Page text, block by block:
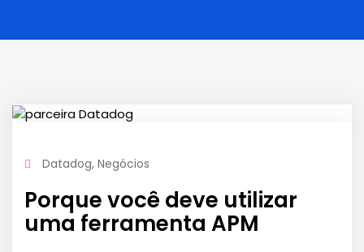
Datadog, Negócios
Porque você deve utilizar
uma ferramenta APM